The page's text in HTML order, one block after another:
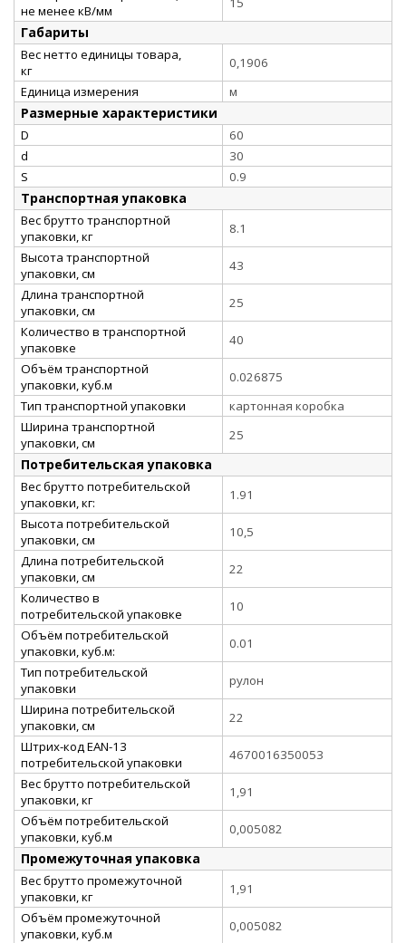
не менее кВ/мм
Габариты
Вес нетто единицы товара,
кг
0,1906
Единица измерения
м
Размерные характеристики
D
60
d
30
S
0.9
Транспортная упаковка
Вес брутто транспортной
упаковки, кг
8.1
Высота транспортной
упаковки, см
43
Длина транспортной
упаковки, см
25
Количество в транспортной
упаковке
40
Объём транспортной
упаковки, куб.м
0.026875
Тип транспортной упаковки
картонная коробка
Ширина транспортной
упаковки, см
25
Потребительская упаковка
Вес брутто потребительской
упаковки, кг:
1.91
Высота потребительской
упаковки, см
10,5
Длина потребительской
упаковки, см
22
Количество в
потребительской упаковке
10
Объём потребительской
упаковки, куб.м:
0.01
Тип потребительской
упаковки
рулон
Ширина потребительской
упаковки, см
22
Штрих-код EAN-13
потребительской упаковки
4670016350053
Вес брутто потребительской
упаковки, кг
1,91
Объём потребительской
упаковки, куб.м
0,005082
Промежуточная упаковка
Вес брутто промежуточной
упаковки, кг
1,91
Объём промежуточной
упаковки, куб.м
0,005082